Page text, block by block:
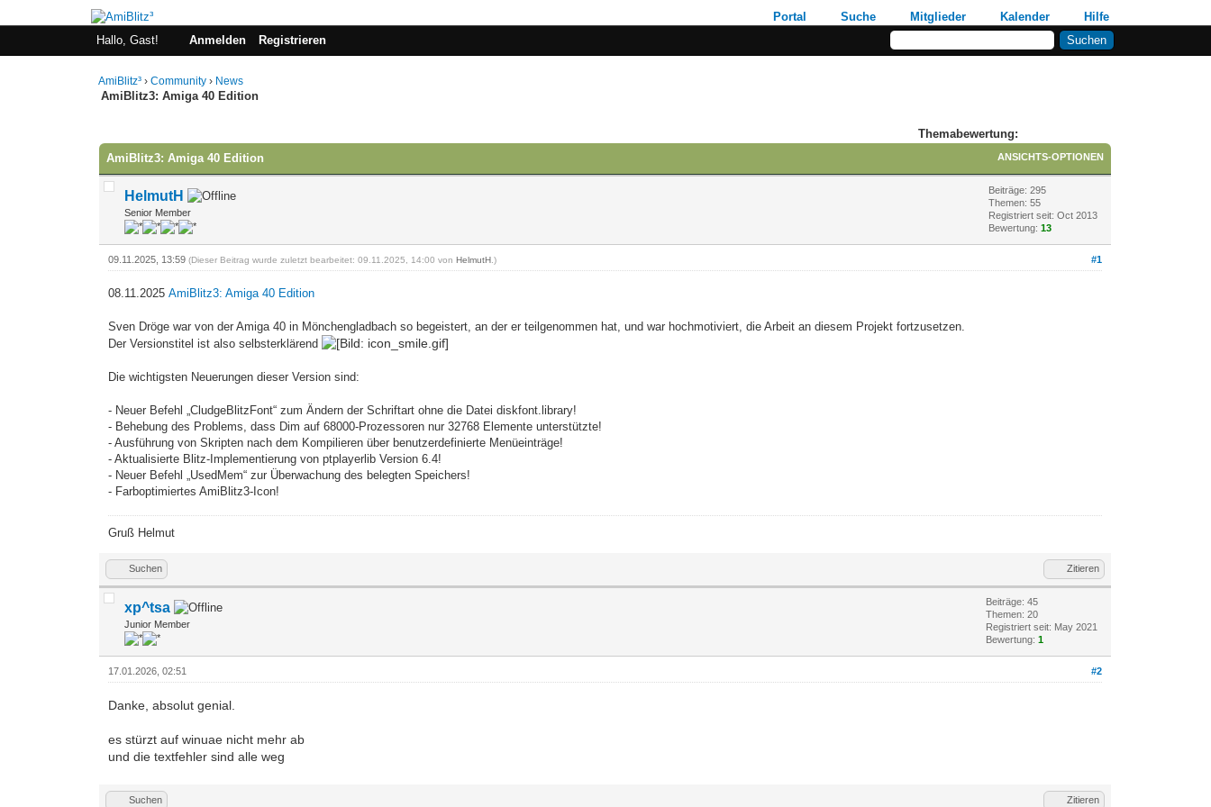
Portal Suche Mitglieder Kalender
Hilfe
Hallo, Gast!
Anmelden Registrieren
AmiBlitz³ ›Community › News
AmiBlitz3: Amiga 40 Edition
Themabewertung:
ANSICHTS-OPTIONEN
AmiBlitz3: Amiga 40 Edition
HelmutH
Senior Member
Beiträge: 295
Themen: 55
Registriert seit: Oct 2013
Bewertung:13
#1
09.11.2025, 13:59(Dieser Beitrag wurde zuletzt bearbeitet: 09.11.2025, 14:00 vonHelmutH .)
08.11.2025AmiBlitz3: Amiga 40 Edition
Sven Dröge war von der Amiga 40 in Mönchengladbach so begeistert, an der er teilgenommen hat, und war hochmotiviert, die Arbeit an diesem Projekt fortzusetzen.
Der Versionstitel ist also selbsterklärend
Die wichtigsten Neuerungen dieser Version sind:
- Neuer Befehl „CludgeBlitzFont“ zum Ändern der Schriftart ohne die Datei diskfont.library!
- Behebung des Problems, dass Dim auf 68000-Prozessoren nur 32768 Elemente unterstützte!
- Ausführung von Skripten nach dem Kompilieren über benutzerdefinierte Menüeinträge!
- Aktualisierte Blitz-Implementierung von ptplayerlib Version 6.4!
- Neuer Befehl „UsedMem“ zur Überwachung des belegten Speichers!
- Farboptimiertes AmiBlitz3-Icon!
Gruß Helmut
Suchen Zitieren
xp^tsa
Junior Member
Beiträge: 45
Themen: 20
Registriert seit: May 2021
Bewertung:1
#2
17.01.2026, 02:51
Danke, absolut genial.
es stürzt auf winuae nicht mehr ab
und die textfehler sind alle weg
Suchen Zitieren